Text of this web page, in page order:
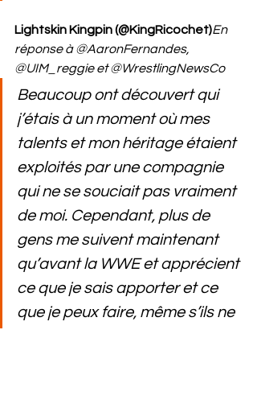
Lightskin Kingpin (@KingRicochet)En
réponse à @AaronFernandes,
@UIM_reggie et @WrestlingNewsCo
Beaucoup ont découvert qui
j’étais à un moment où mes
talents et mon héritage étaient
exploités par une compagnie
qui ne se souciait pas vraiment
de moi. Cependant, plus de
gens me suivent maintenant
qu’avant la WWE et apprécient
ce que je sais apporter et ce
que je peux faire, même s’ils ne